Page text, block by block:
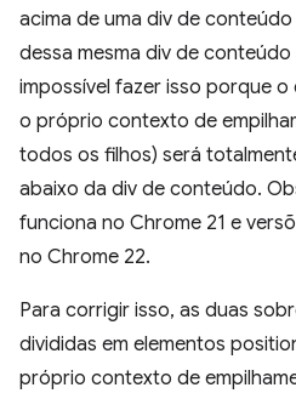
acima de uma div de
dessa mesma div de
impossível fazer isso porque
o próprio contexto de
todos os filhos) será
abaixo da div de conteúdo.
funciona no Chrome 21 e
no Chrome 22.
Para corrigir isso, as duas
divididas em elementos
próprio contexto de